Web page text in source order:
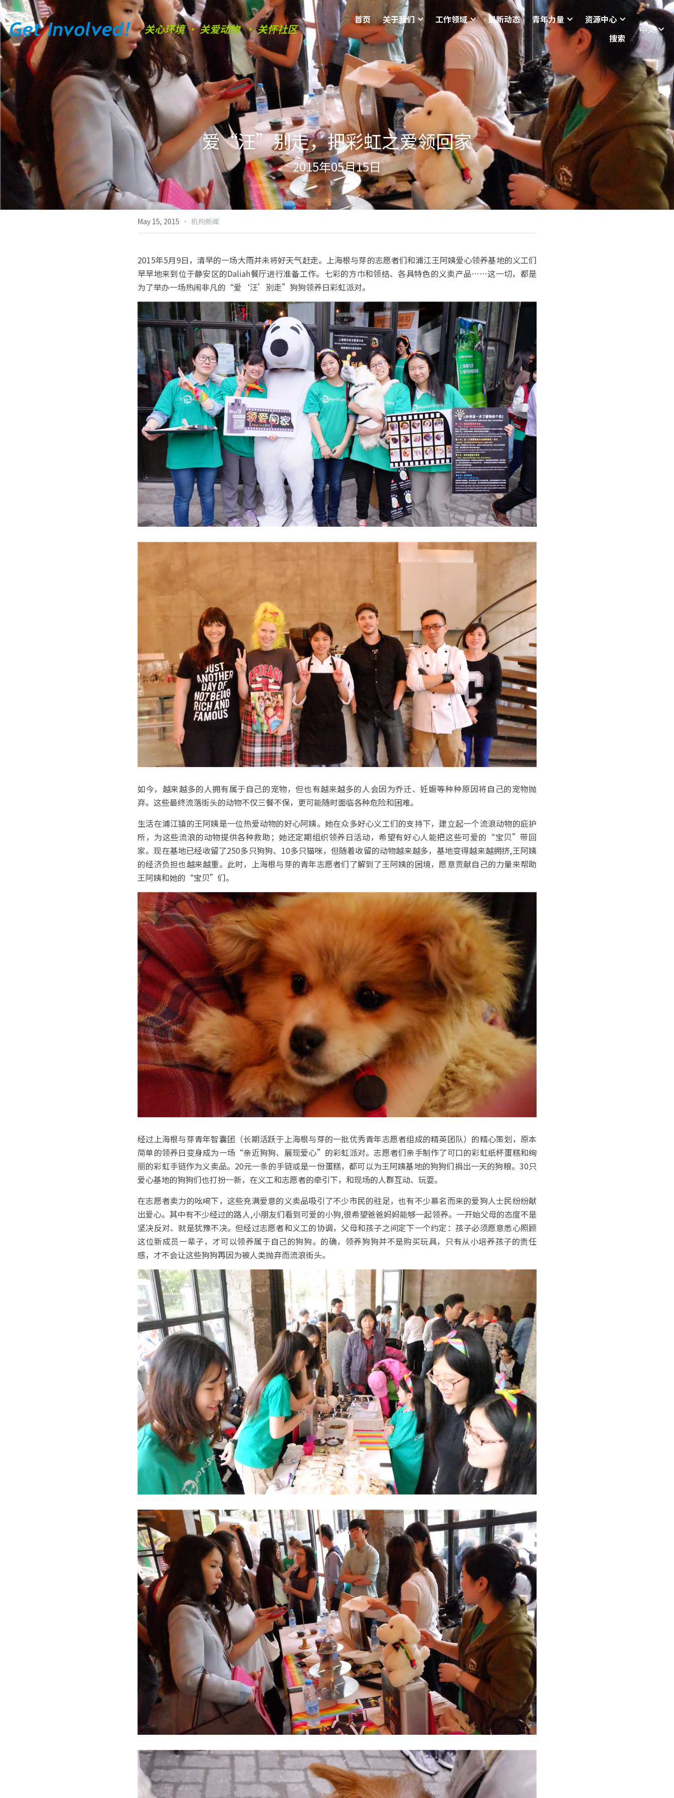
关心环境 • 关爱动物  • 关怀社区
首页 关于我们 工作领域 最新动态 青年力量
资源中心
搜索
中文
爱“汪”别走，把彩虹之爱领回家
2015年05月15日
May 15, 2015 · 机构新闻
2015年5月9日，清早的一场大雨并未将好天气赶走。上海根与芽的志愿者们和浦江王阿姨爱心领养基地的义工们
早早地来到位于静安区的Daliah餐厅进行准备工作。七彩的方巾和领结、各具特色的义卖产品……这一切，都是
为了举办一场热闹非凡的“爱‘汪’别走”狗狗领养日彩虹派对。
如今，越来越多的人拥有属于自己的宠物，但也有越来越多的人会因为乔迁、妊娠等种种原因将自己的宠物抛
弃。这些最终流落街头的动物不仅三餐不保，更可能随时面临各种危险和困难。
生活在浦江镇的王阿姨是一位热爱动物的好心阿姨。她在众多好心义工们的支持下，建立起一个流浪动物的庇护
所，为这些流浪的动物提供各种救助；她还定期组织领养日活动，希望有好心人能把这些可爱的“宝贝”带回
家。现在基地已经收留了250多只狗狗、10多只猫咪，但随着收留的动物越来越多，基地变得越来越拥挤,王阿姨
的经济负担也越来越重。此时，上海根与芽的青年志愿者们了解到了王阿姨的困境，愿意贡献自己的力量来帮助
王阿姨和她的“宝贝”们。
经过上海根与芽青年智囊团（长期活跃于上海根与芽的一批优秀青年志愿者组成的精英团队）的精心策划，原本
简单的领养日变身成为一场“亲近狗狗、展现爱心”的彩虹派对。志愿者们亲手制作了可口的彩虹纸杯蛋糕和绚
丽的彩虹手链作为义卖品。20元一条的手链或是一份蛋糕，都可以为王阿姨基地的狗狗们捐出一天的狗粮。30只
爱心基地的狗狗们也打扮一新，在义工和志愿者的牵引下，和现场的人群互动、玩耍。
在志愿者卖力的吆喝下，这些充满爱意的义卖品吸引了不少市民的驻足，也有不少慕名而来的爱狗人士民纷纷献
出爱心。其中有不少经过的路人,小朋友们看到可爱的小狗,很希望爸爸妈妈能够一起领养。一开始父母的态度不是
坚决反对、就是犹豫不决。但经过志愿者和义工的协调，父母和孩子之间定下一个约定：孩子必须愿意悉心照顾
这位新成员一辈子，才可以领养属于自己的狗狗。的确，领养狗狗并不是购买玩具，只有从小培养孩子的责任
感，才不会让这些狗狗再因为被人类抛弃而流浪街头。